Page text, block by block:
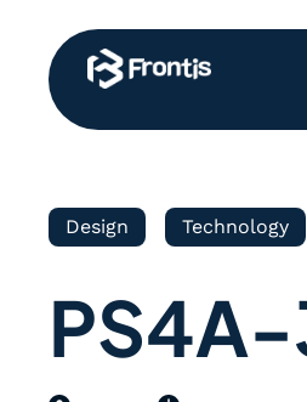
Design Technology
PS4A-